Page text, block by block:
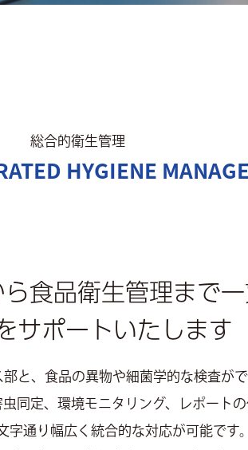
総合的衛生管理
HYGIENE
食品衛生管理まで
サポートいたします
と、食品の異物や細菌学的な検査が
同定、環境モニタリング、レポートの
字通り幅広く統合的な対応が可能です。